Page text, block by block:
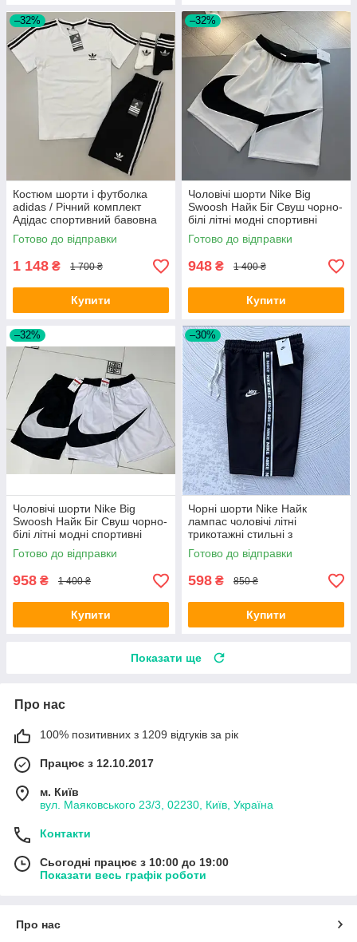
–32%
Костюм шорти і футболка
adidas / Річний комплект
Адідас спортивний бавовна
Готово до відправки
1 148 ₴ 1 700 ₴
Купити
–32%
Чоловічі шорти Nike Big
Swoosh Найк Біг Свуш чорно-
білі літні модні спортивні
Готово до відправки
948 ₴ 1 400 ₴
Купити
–32%
Чоловічі шорти Nike Big
Swoosh Найк Біг Свуш чорно-
білі літні модні спортивні
Готово до відправки
958 ₴ 1 400 ₴
Купити
–30%
Чорні шорти Nike Найк
лампас чоловічі літні
трикотажні стильні з
логотипом для
повсякденного носіння
Готово до відправки
598 ₴ 850 ₴
Купити
Показати ще
Про нас
100% позитивних з 1209 відгуків за рік
Працює з 12.10.2017
м. Київ
вул. Маяковського 23/3, 02230, Київ, Україна
Контакти
Сьогодні працює з 10:00 до 19:00
Показати весь графік роботи
Про нас